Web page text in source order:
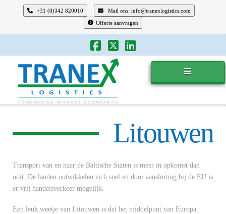
+31 (0)342 820010
Mail ons: info@tranexlogistics.com
Offerte aanvragen
Tranex
Logistics
Litouwen
Transport van en naar de Baltische Staten is meer in opkomst dan
ooit. De landen ontwikkelen zich snel en door aansluiting bij de EU is
er vrij handelsverkeer mogelijk.
Een leuk weetje van Litouwen is dat het middelpunt van Europa